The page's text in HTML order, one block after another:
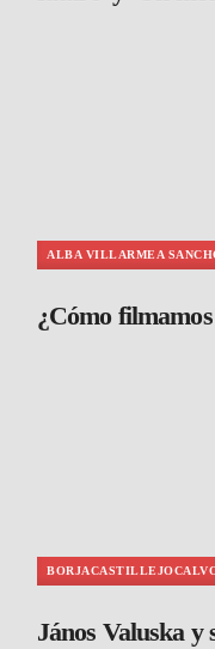
ALBA VILLARMEA
¿Cómo
János Valuska y